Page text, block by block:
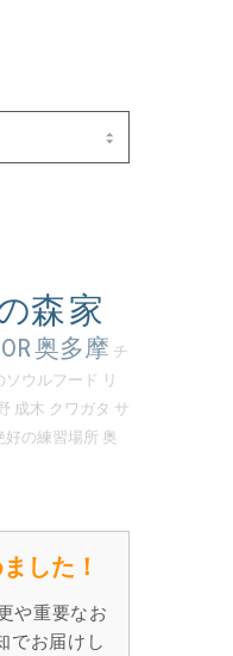
森家
奥多摩 チ
ソウルフード リ
成木 クワガタ サ
好の練習場所 奥
した！
や重要なお
でお届けし